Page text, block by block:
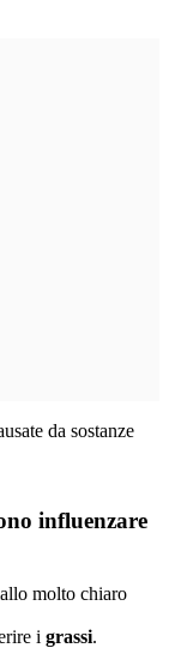
da sostanze
influenzare
molto chiaro
i grassi.